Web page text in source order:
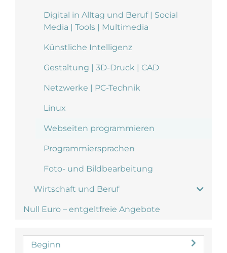
Digital in Alltag und Beruf | Social
Media | Tools | Multimedia
Künstliche Intelligenz
Gestaltung | 3D-Druck | CAD
Netzwerke | PC-Technik
Linux
Webseiten programmieren
Programmiersprachen
Foto- und Bildbearbeitung
Wirtschaft und Beruf
Null Euro – entgeltfreie Angebote
Beginn